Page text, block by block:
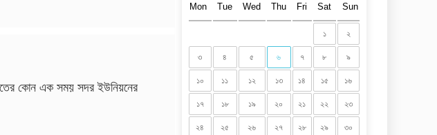
কোন এক সময় সদর ইউনিয়নের
Mon Tue Wed Thu Fri Sat Sun
১ ২
৩ ৪ ৫ ৬ ৭ ৮ ৯
১০ ১১ ১২ ১৩ ১৪ ১৫ ১৬
১৭ ১৮ ১৯ ২০ ২১ ২২ ২৩
২৪ ২৫ ২৬ ২৭ ২৮ ২৯ ৩০